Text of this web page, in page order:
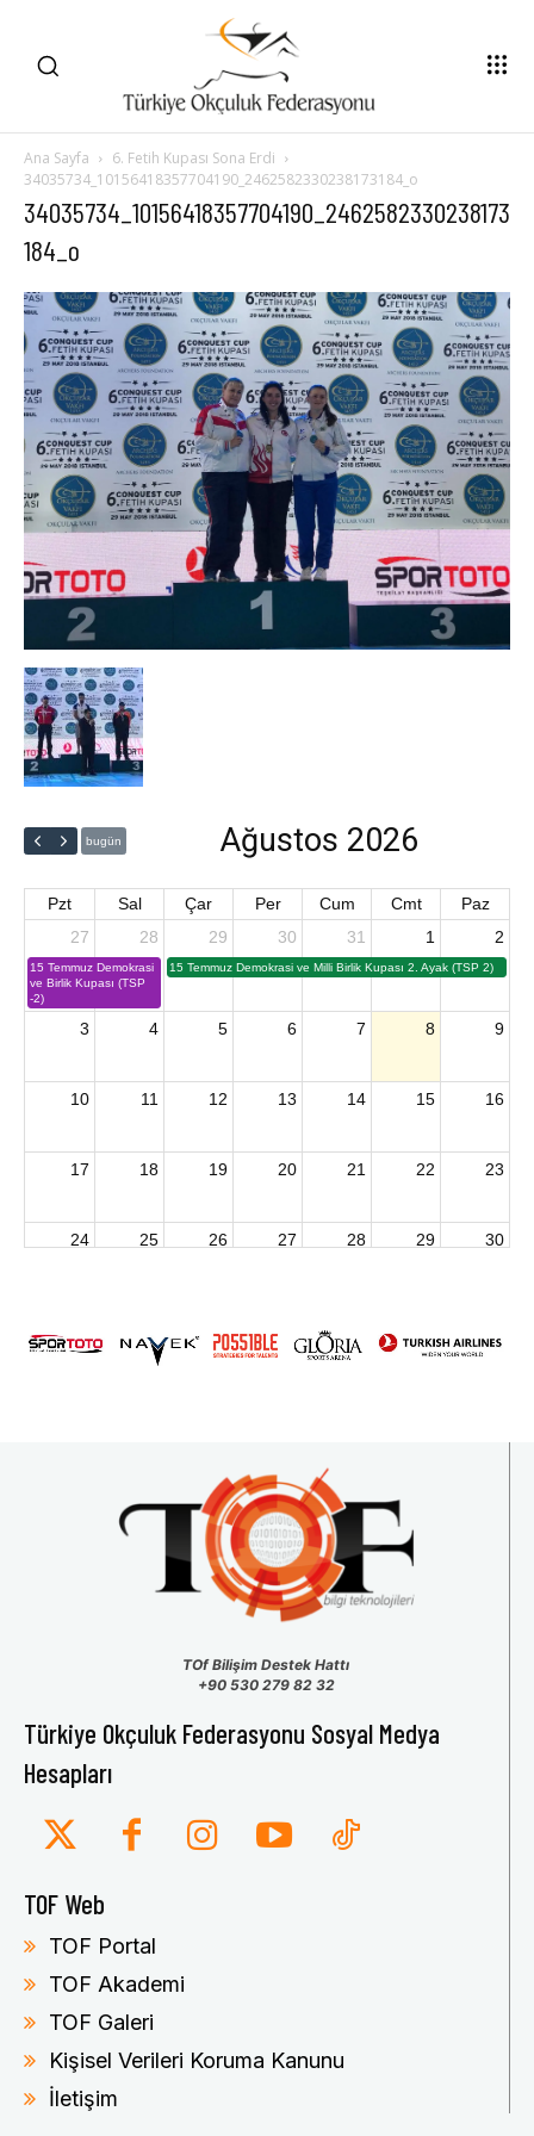
Ana Sayfa
6. Fetih Kupası Sona Erdi
34035734_10156418357704190_2462582330238173184_o
34035734_10156418357704190_2462582330238173
184_o
bugün Ağustos 2026
Pzt Sal Çar Per Cum Cmt
Paz
27
15 Temmuz Demokrasi
ve Birlik Kupası (TSP
-2)
28 29
15 Temmuz Demokrasi ve Milli Birlik Kupası 2. Ayak (TSP 2)
30 31 1 2
3 4 5 6 7 8 9
10 11 12 13 14 15 16
17 18 19 20 21 22 23
24 25 26 27 28 29 30
TOf Bilişim Destek Hattı
+90 530 279 82 32
Türkiye Okçuluk Federasyonu Sosyal Medya
Hesapları
TOF Web
TOF Portal
TOF Akademi
TOF Galeri
Kişisel Verileri Koruma Kanunu
İletişim